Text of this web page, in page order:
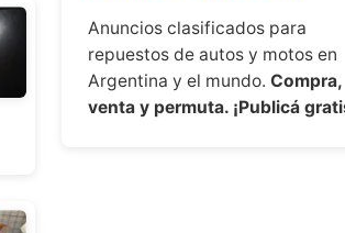
Anuncios clasificados para
repuestos de autos y motos en
Argentina y el mundo. Compra,
venta y permuta. ¡Publicá